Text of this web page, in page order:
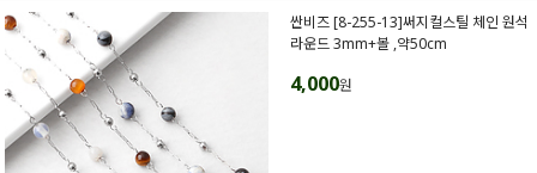
싼비즈 [8-255-13]써지컬스틸 체인 원석
라운드 3mm+볼 ,약50cm
4,000원